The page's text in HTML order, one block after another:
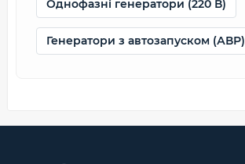
Однофазні генератори (220 В)
Генератори з автозапуском (АВР)